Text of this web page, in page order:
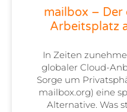
mailbox –
Arbeitsplatz
In Zeiten
globaler Cloud-
Sorge um
mailbox.org) eine
Alternative. Was